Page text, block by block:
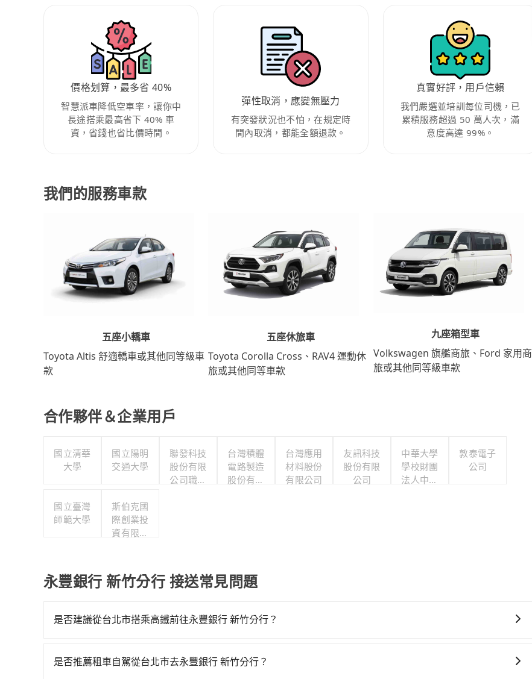
價格划算，最多省 40%
智慧派車降低空車率，讓你中
長途搭乘最高省下 40% 車
資，省錢也省比價時間。
彈性取消，應變無壓力
有突發狀況也不怕，在規定時
間內取消，都能全額退款。
真實好評，用戶信賴
我們嚴選並培訓每位司機，已
累積服務超過 50 萬人次，滿
意度高達 99%。
我們的服務車款
五座小轎車
Toyota Altis 舒適轎車或其他同等級車
款
五座休旅車
Toyota Corolla Cross、RAV4 運動休
旅或其他同等車款
九座箱型車
Volkswagen 旗艦商旅、Ford 家用商
旅或其他同等級車款
合作夥伴＆企業用戶
國立清華
大學
國立陽明
交通大學
聯發科技
股份有限
公司職工
台灣積體
電路製造
股份有限
台灣應用
材料股份
有限公司
友訊科技
股份有限
公司
中華大學
學校財團
法人中華
敦泰電子
公司
國立臺灣
師範大學
斯伯克國
際創業投
資有限公
永豐銀行 新竹分行 接送常見問題
是否建議從台北市搭乘高鐵前往永豐銀行 新竹分行？
新竹一天最多有61班次高鐵可搭乘。假設從台北市中山區前往最靠近的台北高鐵站，叫一輛計程車花費約200
是否推薦租車自駕從台北市去永豐銀行 新竹分行？